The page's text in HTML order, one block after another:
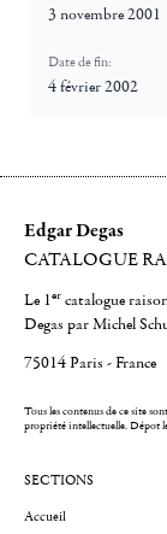
3 novembre 2001
Date de fin:
4 février 2002
Edgar Degas
CATALOGUE
Le 1er catalogue
Degas par Michel
75014 Paris - France
Tous les contenus de ce site
propriété intellectuelle.Dépot
SECTIONS
Accueil